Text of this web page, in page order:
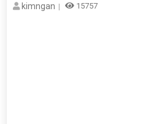
kimngan 15757